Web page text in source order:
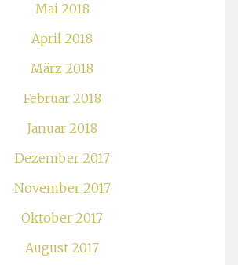
Mai 2018
April 2018
März 2018
Februar 2018
Januar 2018
Dezember 2017
November 2017
Oktober 2017
August 2017